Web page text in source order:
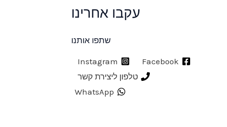
עקבו אחרינו
שתפו אותנו
Facebook
Instagram
טלפון ליצירת קשר
WhatsApp